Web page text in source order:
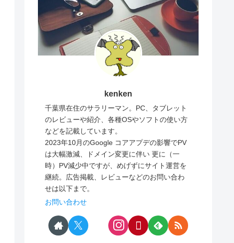
kenken
千葉県在住のサラリーマン。PC、タブレット
のレビューや紹介、各種OSやソフトの使い方
などを記載しています。
2023年10月のGoogle コアアプデの影響でPV
は大幅激減、ドメイン変更に伴い 更に（一
時）PV減少中ですが、めげずにサイト運営を
継続。広告掲載、レビューなどのお問い合わ
せは以下まで。
お問い合わせ